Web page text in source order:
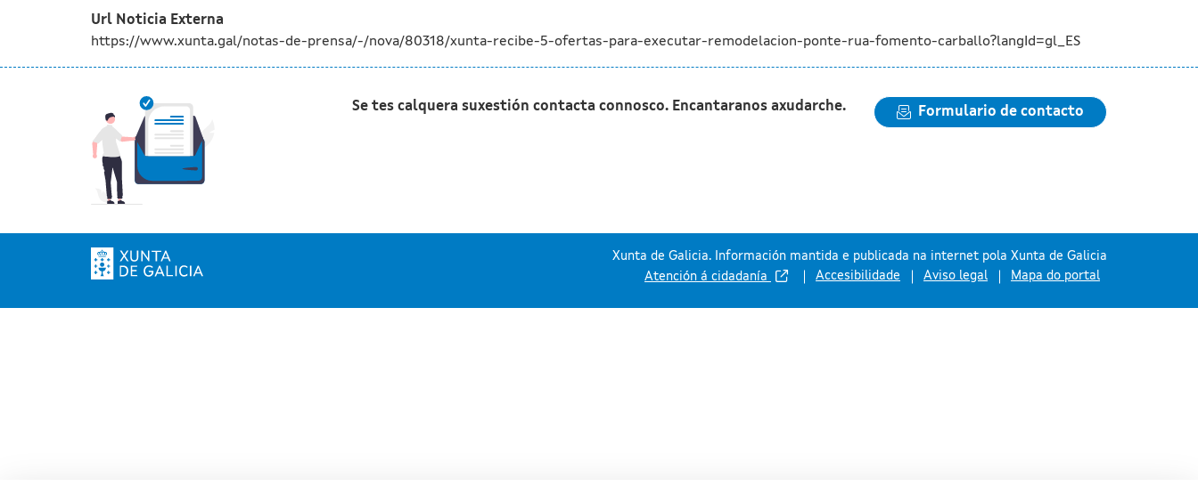
Url Noticia Externa
https://www.xunta.gal/notas-de-prensa/-/nova/80318/xunta-recibe-5-ofertas-para-executar-remodelacion-ponte-rua-fomento-carballo?langId=gl_ES
Se tes calquera suxestión contacta connosco. Encantaranos axudarche. Formulario de contacto
Xunta de Galicia. Información mantida e publicada na internet pola Xunta de Galicia
Atención á cidadanía
Accesibilidade Aviso legal Mapa do portal